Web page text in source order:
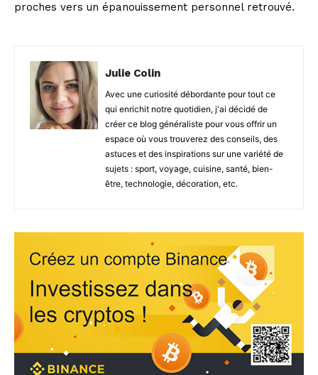
proches vers un épanouissement personnel retrouvé.
Julie Colin
Avec une curiosité débordante pour tout ce
qui enrichit notre quotidien, j'ai décidé de
créer ce blog généraliste pour vous offrir un
espace où vous trouverez des conseils, des
astuces et des inspirations sur une variété de
sujets : sport, voyage, cuisine, santé, bien-
être, technologie, décoration, etc.